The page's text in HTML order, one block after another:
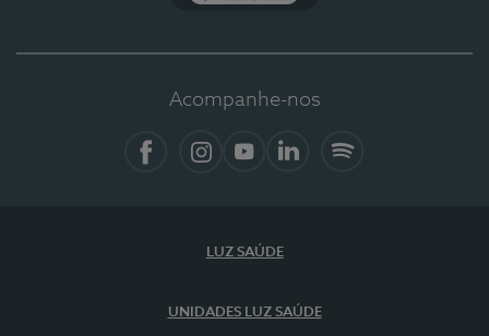
Acompanhe-nos
LUZ SAÚDE
UNIDADES LUZ SAÚDE